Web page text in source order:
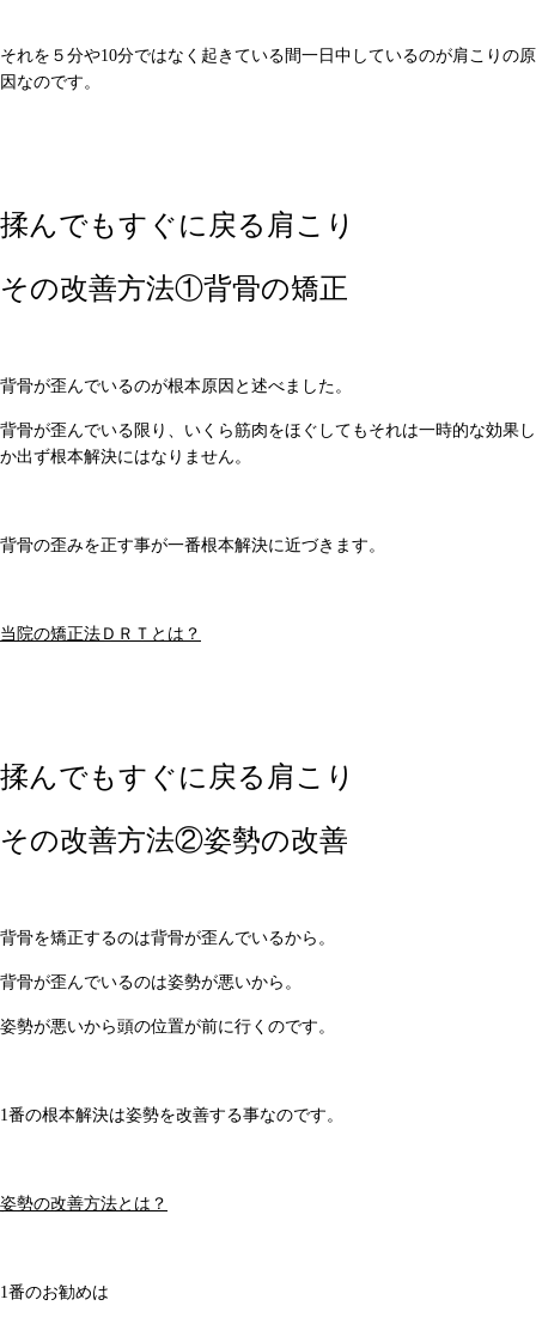
それを５分や10分ではなく起きている間一日中しているのが肩こりの原
因なのです。
揉んでもすぐに戻る肩こり
その改善方法①背骨の矯正
背骨が歪んでいるのが根本原因と述べました。
背骨が歪んでいる限り、いくら筋肉をほぐしてもそれは一時的な効果し
か出ず根本解決にはなりません。
背骨の歪みを正す事が一番根本解決に近づきます。
当院の矯正法ＤＲＴとは？
揉んでもすぐに戻る肩こり
その改善方法②姿勢の改善
背骨を矯正するのは背骨が歪んでいるから。
背骨が歪んでいるのは姿勢が悪いから。
姿勢が悪いから頭の位置が前に行くのです。
1番の根本解決は姿勢を改善する事なのです。
姿勢の改善方法とは？
1番のお勧めは